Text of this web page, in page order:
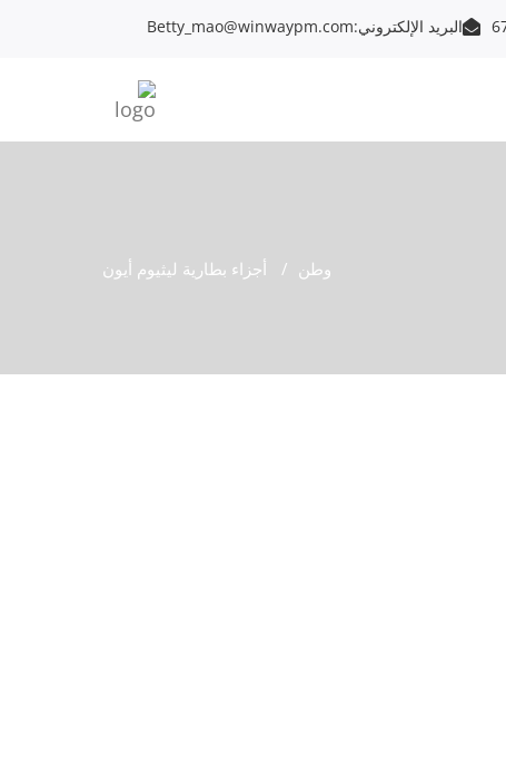
البريد الإلكتروني:Betty_mao@winwaypm.com
وطن أجزاء بطارية ليثيوم أيون